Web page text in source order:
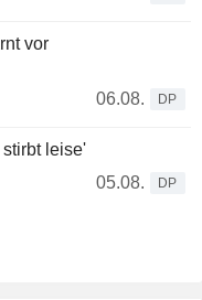
vor
06.08.
DP
leise'
05.08.
DP